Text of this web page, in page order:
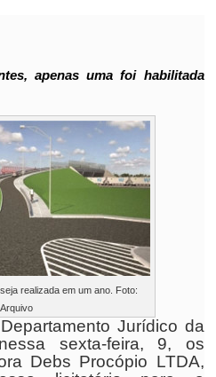
apenas uma foi habilitada
realizada em um ano. Foto:
Arquivo
Jurídico da
sexta-feira, 9, os
Debs Procópio LTDA,